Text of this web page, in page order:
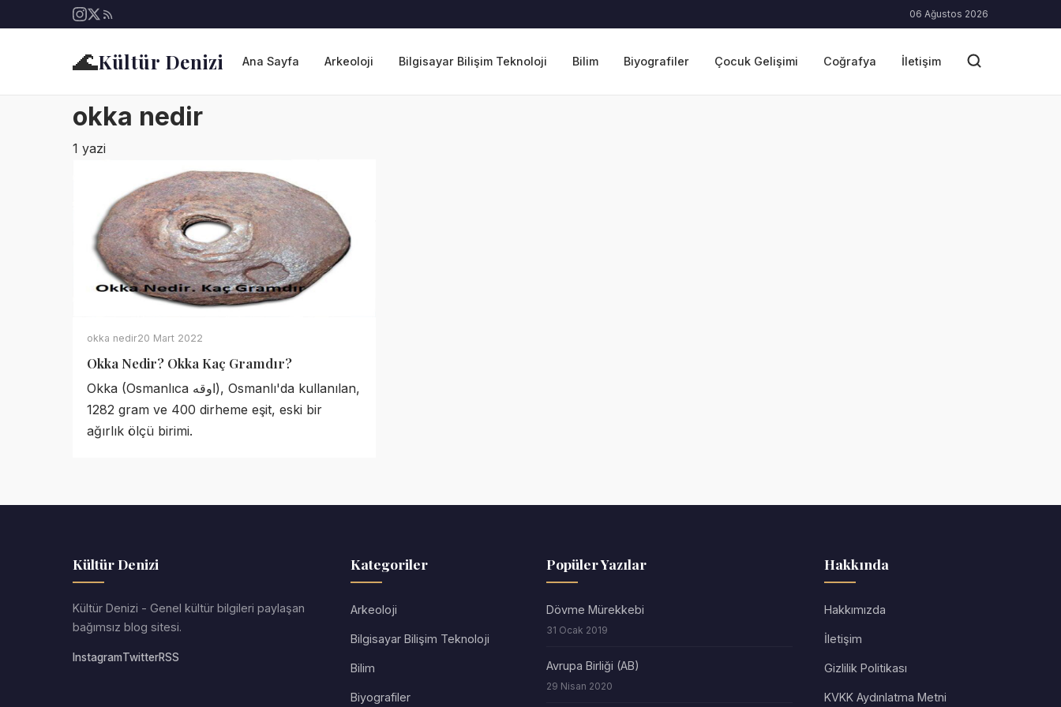
06 Ağustos 2026
🌊Kültür Denizi Ana Sayfa Arkeoloji Bilgisayar Bilişim Teknoloji Bilim Biyografiler Çocuk Gelişimi Coğrafya İletişim
okka nedir
1 yazi
okka nedir20 Mart 2022
Okka Nedir? Okka Kaç Gramdır?
Okka (Osmanlıca اوقه), Osmanlı'da kullanılan,
1282 gram ve 400 dirheme eşit, eski bir
ağırlık ölçü birimi.
Kültür Denizi
Kültür Denizi - Genel kültür bilgileri paylaşan
bağımsız blog sitesi.
InstagramTwitterRSS
Kategoriler
Arkeoloji
Bilgisayar Bilişim Teknoloji
Bilim
Biyografiler
Popüler Yazılar
Dövme Mürekkebi
31 Ocak 2019
Avrupa Birliği (AB)
29 Nisan 2020
Hakkında
Hakkımızda
İletişim
Gizlilik Politikası
KVKK Aydınlatma Metni